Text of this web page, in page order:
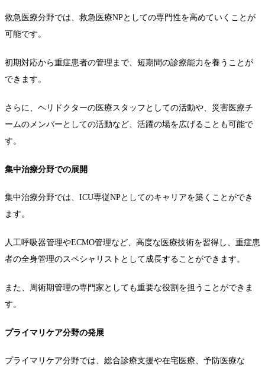
救急医療分野では、救急医療NPとしての専門性を高めていくことが
可能です。
初期対応から重症患者の管理まで、短期間の診療能力を養うことが
できます。
さらに、ヘリドクターの医療スタッフとしての活動や、災害医療チ
ームのメンバーとしての活動など、活躍の場を広げることも可能で
す。
集中治療分野での展開
集中治療分野では、ICU専従NPとしてのキャリアを築くことができ
ます。
人工呼吸器管理やECMO管理など、高度な医療技術を習得し、重症患
者の全身管理のスペシャリストとして成長することができます。
また、周術期管理の専門家としても重要な役割を担うことができま
す。
プライマリケア分野の発展
プライマリケア分野では、総合診療支援や在宅医療、予防医療な